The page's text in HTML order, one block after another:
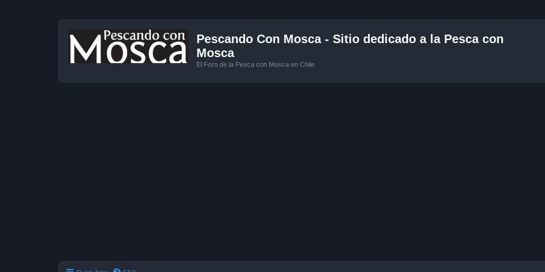
Pescando Con Mosca - Sitio dedicado a la Pesca con
Mosca
El Foro de la Pesca con Mosca en Chile